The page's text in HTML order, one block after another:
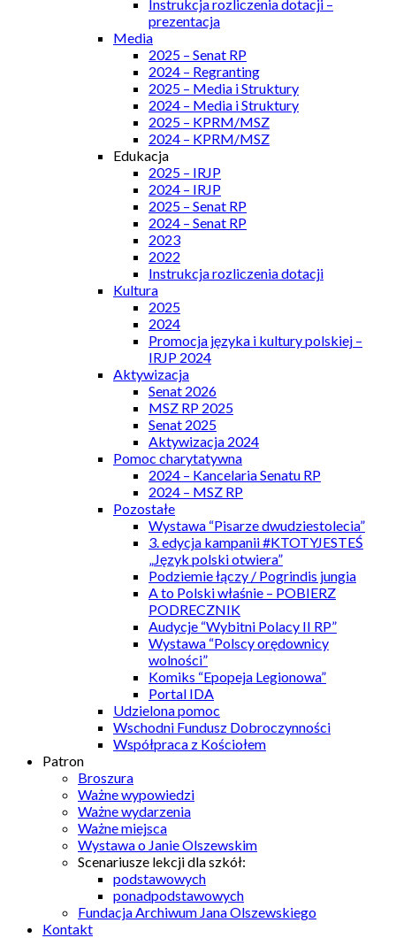
Instrukcja rozliczenia dotacji –
prezentacja
Media
2025 – Senat RP
2024 – Regranting
2025 – Media i Struktury
2024 – Media i Struktury
2025 – KPRM/MSZ
2024 – KPRM/MSZ
Edukacja
2025 – IRJP
2024 – IRJP
2025 – Senat RP
2024 – Senat RP
2023
2022
Instrukcja rozliczenia dotacji
Kultura
2025
2024
Promocja języka i kultury polskiej –
IRJP 2024
Aktywizacja
Senat 2026
MSZ RP 2025
Senat 2025
Aktywizacja 2024
Pomoc charytatywna
2024 – Kancelaria Senatu RP
2024 – MSZ RP
Pozostałe
Wystawa “Pisarze dwudziestolecia”
3. edycja kampanii #KTOTYJESTEŚ
„Język polski otwiera”
Podziemie łączy / Pogrindis jungia
A to Polski właśnie – POBIERZ
PODRECZNIK
Audycje “Wybitni Polacy II RP”
Wystawa “Polscy orędownicy
wolności”
Komiks “Epopeja Legionowa”
Portal IDA
Udzielona pomoc
Wschodni Fundusz Dobroczynności
Współpraca z Kościołem
Patron
Broszura
Ważne wypowiedzi
Ważne wydarzenia
Ważne miejsca
Wystawa o Janie Olszewskim
Scenariusze lekcji dla szkół:
podstawowych
ponadpodstawowych
Fundacja Archiwum Jana Olszewskiego
Kontakt